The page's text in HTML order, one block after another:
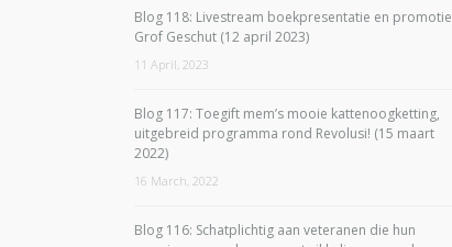
Blog 118: Livestream boekpresentatie en promotie
Grof Geschut (12 april 2023)
11 April, 2023
Blog 117: Toegift mem’s mooie kattenoogketting,
uitgebreid programma rond Revolusi! (15 maart
2022)
16 March, 2022
Blog 116: Schatplichtig aan veteranen die hun